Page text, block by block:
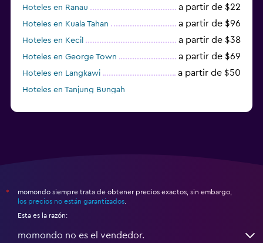
Hoteles en Ranau a partir de $22
Hoteles en Kuala Tahan a partir de $96
Hoteles en Kecil a partir de $38
Hoteles en George Town a partir de $69
Hoteles en Langkawi a partir de $50
Hoteles en Tanjung Bungah
*
momondo siempre trata de obtener precios exactos, sin embargo,
los precios no están garantizados
Esta es la razón:
momondo no es el vendedor.